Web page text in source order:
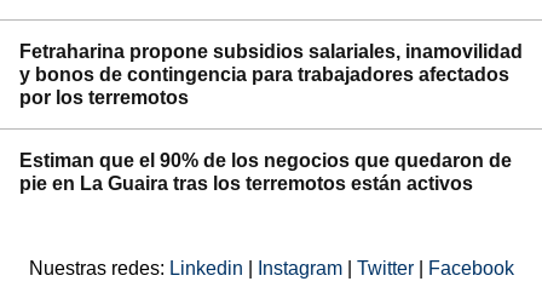
Fetraharina propone subsidios salariales, inamovilidad
y bonos de contingencia para trabajadores afectados
por los terremotos
Estiman que el 90% de los negocios que quedaron de
pie en La Guaira tras los terremotos están activos
Nuestras redes: Linkedin Instagram Twitter Facebook